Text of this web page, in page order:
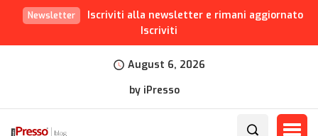
Newsletter
Iscriviti alla newsletter e rimani aggiornato
Iscriviti
August 6, 2026
by iPresso